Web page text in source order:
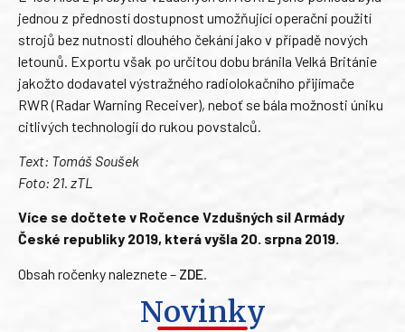
jednou z předností dostupnost umožňující operační použití
strojů bez nutnosti dlouhého čekání jako v případě nových
letounů. Exportu však po určitou dobu bránila Velká Británie
jakožto dodavatel výstražného radiolokačního přijímače
RWR (Radar Warning Receiver), neboť se bála možnosti úniku
citlivých technologií do rukou povstalců.
Text: Tomáš Soušek
Foto: 21. zTL
Více se dočtete v Ročence Vzdušných sil Armády
České republiky 2019, která vyšla 20. srpna 2019.
Obsah ročenky naleznete – ZDE
Novinky